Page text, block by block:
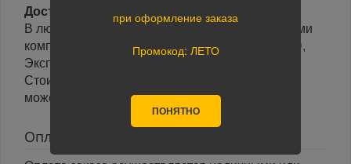
Доставка по России:
В любой уголок России доставим транспортными
компаниями: Boxberry, Почта России, ПЭК, GTD,
Экспресс Авто, Луч, Яндекс.Доставка.
Стоимость доставки в разные регионы России
может отличаться.
Оплата
при оформление заказа
Промокод: ЛЕТО
ПОНЯТНО